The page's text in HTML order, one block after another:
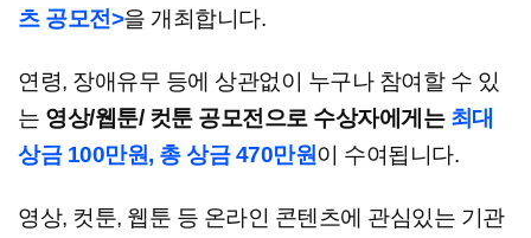
츠 공모전>을 개최합니다.
연령, 장애유무 등에 상관없이 누구나 참여할 수 있
는 영상/웹툰/ 컷툰 공모전으로 수상자에게는 최대
상금 100만원, 총 상금 470만원이 수여됩니다.
영상, 컷툰, 웹툰 등 온라인 콘텐츠에 관심있는 기관